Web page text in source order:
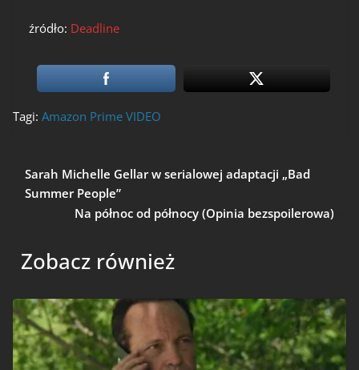
źródło: Deadline
Tagi: Amazon Prime VIDEO
Sarah Michelle Gellar w serialowej adaptacji „Bad
Summer People”
Na północ od północy (Opinia bezspoilerowa)
Zobacz również